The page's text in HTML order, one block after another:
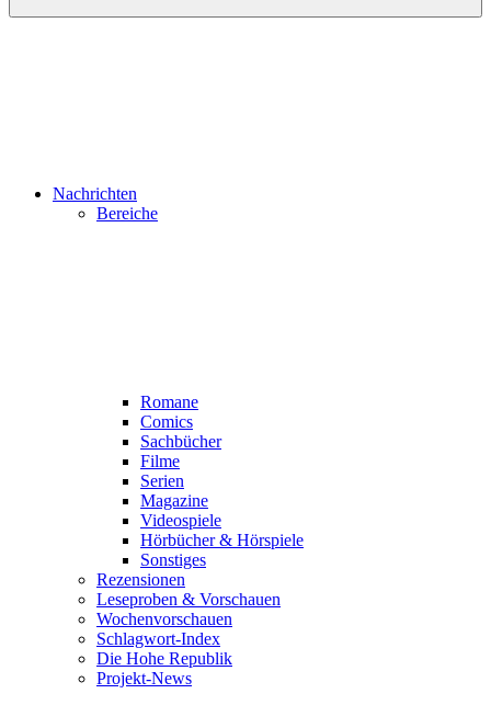
Nachrichten
Bereiche
Romane
Comics
Sachbücher
Filme
Serien
Magazine
Videospiele
Hörbücher & Hörspiele
Sonstiges
Rezensionen
Leseproben & Vorschauen
Wochenvorschauen
Schlagwort-Index
Die Hohe Republik
Projekt-News